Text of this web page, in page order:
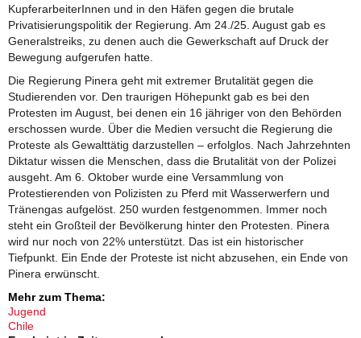
KupferarbeiterInnen und in den Häfen gegen die brutale
Privatisierungspolitik der Regierung. Am 24./25. August gab es
Generalstreiks, zu denen auch die Gewerkschaft auf Druck der
Bewegung aufgerufen hatte.
Die Regierung Pinera geht mit extremer Brutalität gegen die
Studierenden vor. Den traurigen Höhepunkt gab es bei den
Protesten im August, bei denen ein 16 jähriger von den Behörden
erschossen wurde. Über die Medien versucht die Regierung die
Proteste als Gewalttätig darzustellen – erfolglos. Nach Jahrzehnten
Diktatur wissen die Menschen, dass die Brutalität von der Polizei
ausgeht. Am 6. Oktober wurde eine Versammlung von
Protestierenden von Polizisten zu Pferd mit Wasserwerfern und
Tränengas aufgelöst. 250 wurden festgenommen. Immer noch
steht ein Großteil der Bevölkerung hinter den Protesten. Pinera
wird nur noch von 22% unterstützt. Das ist ein historischer
Tiefpunkt. Ein Ende der Proteste ist nicht abzusehen, ein Ende von
Pinera erwünscht.
Mehr zum Thema:
Jugend
Chile